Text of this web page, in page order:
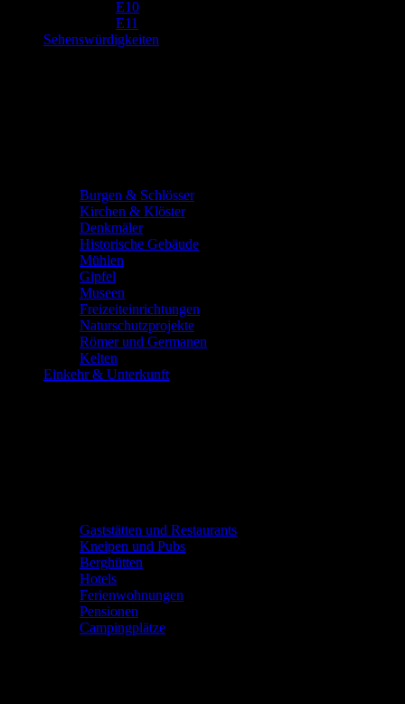
E10
E11
Sehenswürdigkeiten
Burgen & Schlösser
Kirchen & Klöster
Denkmäler
Historische Gebäude
Mühlen
Gipfel
Museen
Freizeiteinrichtungen
Naturschutzprojekte
Römer und Germanen
Kelten
Einkehr & Unterkunft
Gaststätten und Restaurants
Kneipen und Pubs
Berghütten
Hotels
Ferienwohnungen
Pensionen
Campingplätze